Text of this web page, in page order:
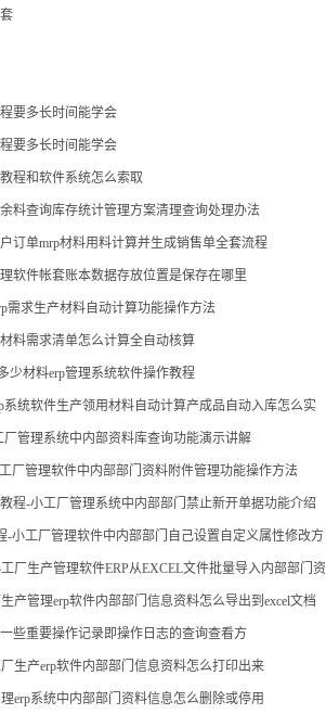
要多长时间能学会
要多长时间能学会
程和软件系统怎么索取
料查询库存统计管理方案清理查询处理办法
订单mrp材料用料计算并生成销售单全套流程
软件帐套账本数据存放位置是保存在哪里
需求生产材料自动计算功能操作方法
料需求清单怎么计算全自动核算
少材料erp管理系统软件操作教程
统软件生产领用材料自动计算产成品自动入库怎么实
管理系统中内部资料库查询功能演示讲解
厂管理软件中内部部门资料附件管理功能操作方法
程-小工厂管理系统中内部部门禁止新开单据功能介绍
-小工厂管理软件中内部部门自己设置自定义属性修改方
厂生产管理软件ERP从EXCEL文件批量导入内部部门资
产管理erp软件内部部门信息资料怎么导出到excel文档
些重要操作记录即操作日志的查询查看方
生产erp软件内部部门信息资料怎么打印出来
erp系统中内部部门资料信息怎么删除或停用